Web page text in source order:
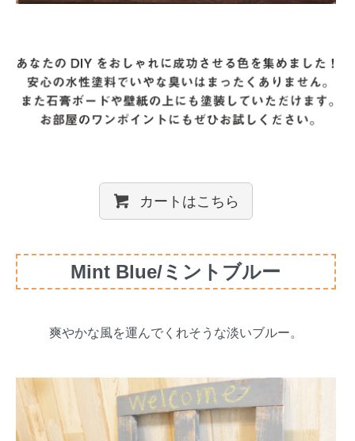
カートはこちら
Mint Blue/ミントブルー
爽やかな風を運んでくれそうな淡いブルー。